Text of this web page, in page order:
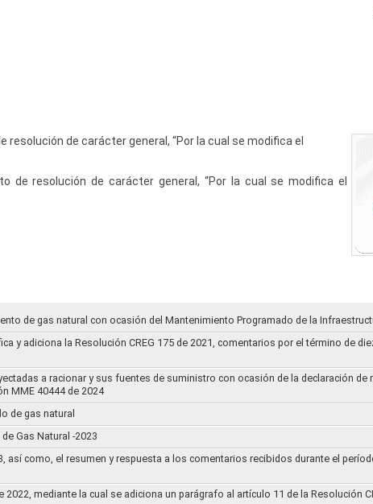
resolución de carácter general, “Por la cual se modifica el
de resolución de carácter general, “Por la cual se modifica el
de gas natural con ocasión del Mantenimiento Programado de la
y adiciona la Resolución CREG 175 de 2021, comentarios por el término de
a racionar y sus fuentes de suministro con ocasión de la declaración
MME 40444 de 2024
de gas natural
Gas Natural -2023
así como, el resumen y respuesta a los comentarios recibidos durante el
2022, mediante la cual se adiciona un parágrafo al artículo 11 de la Resolución